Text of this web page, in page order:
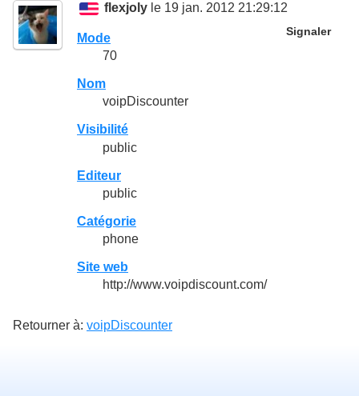
flexjoly le 19 jan. 2012 21:29:12
Signaler
Mode
70
Nom
voipDiscounter
Visibilité
public
Editeur
public
Catégorie
phone
Site web
http://www.voipdiscount.com/
Retourner à: voipDiscounter